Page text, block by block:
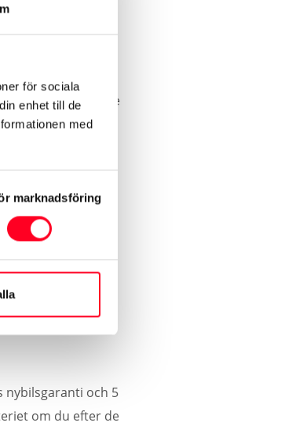
för sociala
enhet till de
med
marknadsföring
att serva en
och
analyserar varje
resultat från
nybilsgaranti och 5
om du efter de